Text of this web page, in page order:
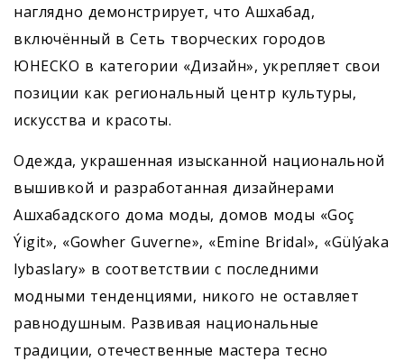
наглядно демонстрирует, что Ашхабад,
включённый в Сеть творческих городов
ЮНЕСКО в категории «Дизайн», укрепляет свои
позиции как региональный центр культуры,
искусства и красоты.
Одежда, украшенная изысканной национальной
вышивкой и разработанная дизайнерами
Ашхабадского дома моды, домов моды «Goç
Ýigit», «Gowher Guverne», «Emine Bridal», «Gülýaka
lybaslary» в соответствии с последними
модными тенденциями, никого не оставляет
равнодушным. Развивая национальные
традиции, отечественные мастера тесно